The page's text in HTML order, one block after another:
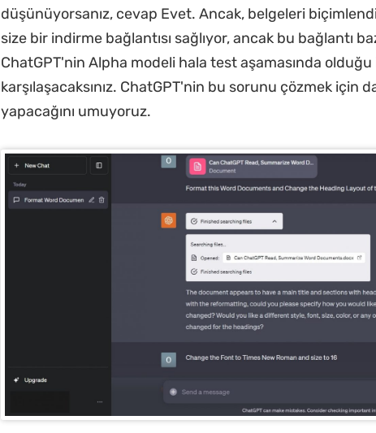
düşünüyorsanız, cevap Evet. Ancak, belgeleri
size bir indirme bağlantısı sağlıyor, ancak bu bağlantı
ChatGPT'nin Alpha modeli hala test aşamasında
karşılaşacaksınız. ChatGPT'nin bu sorunu çözmek için
yapacağını umuyoruz.